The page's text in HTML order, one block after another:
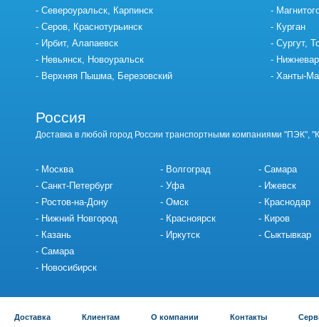
Североуральск, Карпинск
Серов, Краснотурьинск
Ирбит, Алапаевск
Невьянск, Новоуральск
Верхняя Пышма, Березовский
Курган
Сургут,
Ханты-
Россия
Доставка в любой город России транспортными компаниями "ПЭК",
Москва
Санкт-Петербург
Ростов-на-Дону
Нижний Новгород
Казань
Самара
Новосибирск
Волгоград
Уфа
Омск
Красноярск
Иркутск
Самара
Ижевск
Краснодар
Киров
Сыктывкар
Доставка Клиентам О компании Контакты